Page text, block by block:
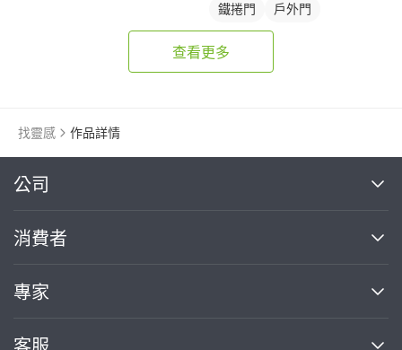
鐵捲門 戶外門
查看更多
找靈感 作品詳情
公司
關於我們
部落格
加入我們
消費者
買服務
專家
案件中心
客服
繼續完成